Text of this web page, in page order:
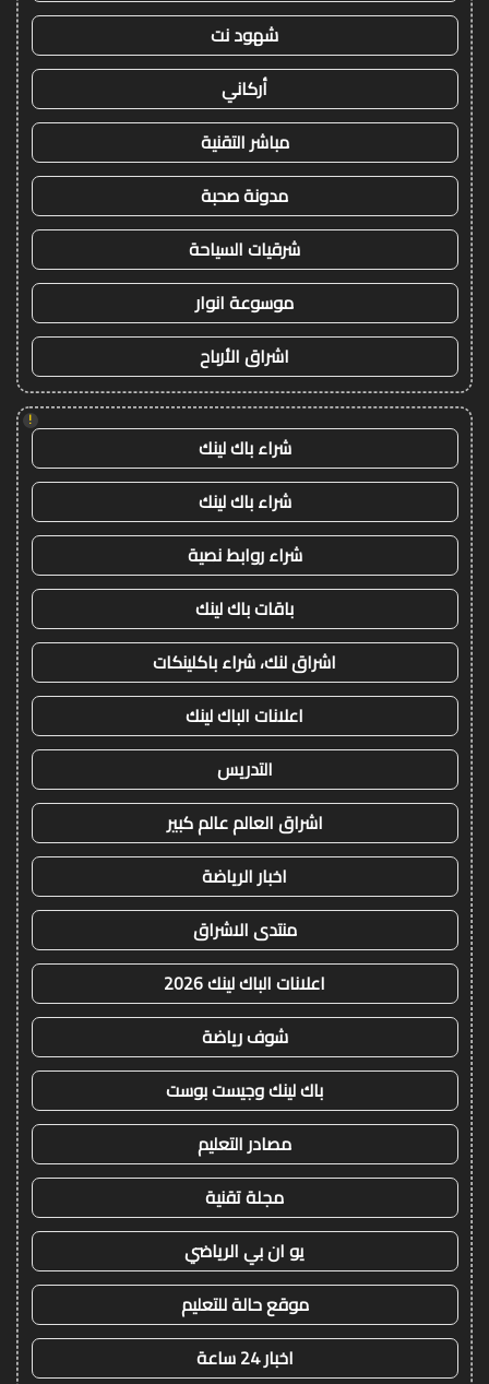
شهود نت
أركاني
مباشر التقنية
مدونة صحبة
شرقيات السياحة
موسوعة انوار
اشراق الأرباح
!
شراء باك لينك
شراء باك لينك
شراء روابط نصية
باقات باك لينك
اشراق لنك، شراء باكلينكات
اعلانات الباك لينك
التدريس
اشراق العالم عالم كبير
اخبار الرياضة
منتدى الاشراق
اعلانات الباك لينك 2026
شوف رياضة
باك لينك وجيست بوست
مصادر التعليم
مجلة تقنية
يو ان بي الرياضي
موقع حالة للتعليم
اخبار 24 ساعة